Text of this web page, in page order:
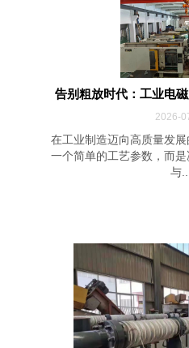
告别粗放时代：工业电
2026-
在工业制造迈向高质量发
一个简单的工艺参数，而
与